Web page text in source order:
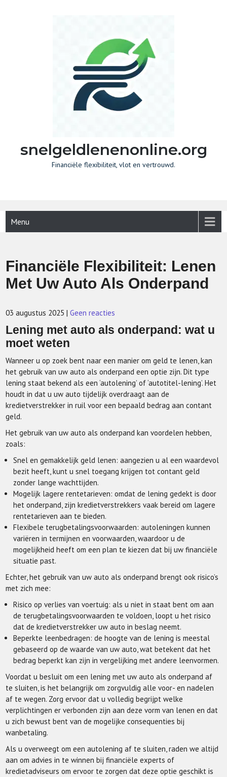
snelgeldlenenonline.org
Financiële flexibiliteit, vlot en vertrouwd.
Menu
Financiële Flexibiliteit: Lenen
Met Uw Auto Als Onderpand
03 augustus 2025 |Geen reacties
Lening met auto als onderpand: wat u
moet weten
Wanneer u op zoek bent naar een manier om geld te lenen, kan
het gebruik van uw auto als onderpand een optie zijn. Dit type
lening staat bekend als een ‘autolening’ of ‘autotitel-lening’. Het
houdt in dat u uw auto tijdelijk overdraagt aan de
kredietverstrekker in ruil voor een bepaald bedrag aan contant
geld.
Het gebruik van uw auto als onderpand kan voordelen hebben,
zoals:
Snel en gemakkelijk geld lenen: aangezien u al een waardevol
bezit heeft, kunt u snel toegang krijgen tot contant geld
zonder lange wachttijden.
Mogelijk lagere rentetarieven: omdat de lening gedekt is door
het onderpand, zijn kredietverstrekkers vaak bereid om lagere
rentetarieven aan te bieden.
Flexibele terugbetalingsvoorwaarden: autoleningen kunnen
variëren in termijnen en voorwaarden, waardoor u de
mogelijkheid heeft om een plan te kiezen dat bij uw financiële
situatie past.
Echter, het gebruik van uw auto als onderpand brengt ook risico’s
met zich mee:
Risico op verlies van voertuig: als u niet in staat bent om aan
de terugbetalingsvoorwaarden te voldoen, loopt u het risico
dat de kredietverstrekker uw auto in beslag neemt.
Beperkte leenbedragen: de hoogte van de lening is meestal
gebaseerd op de waarde van uw auto, wat betekent dat het
bedrag beperkt kan zijn in vergelijking met andere leenvormen.
Voordat u besluit om een lening met uw auto als onderpand af
te sluiten, is het belangrijk om zorgvuldig alle voor- en nadelen
af te wegen. Zorg ervoor dat u volledig begrijpt welke
verplichtingen er verbonden zijn aan deze vorm van lenen en dat
u zich bewust bent van de mogelijke consequenties bij
wanbetaling.
Als u overweegt om een autolening af te sluiten, raden we altijd
aan om advies in te winnen bij financiële experts of
kredietadviseurs om ervoor te zorgen dat deze optie geschikt is